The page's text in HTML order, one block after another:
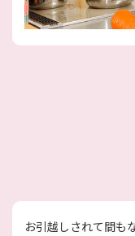
お引越しされて間も